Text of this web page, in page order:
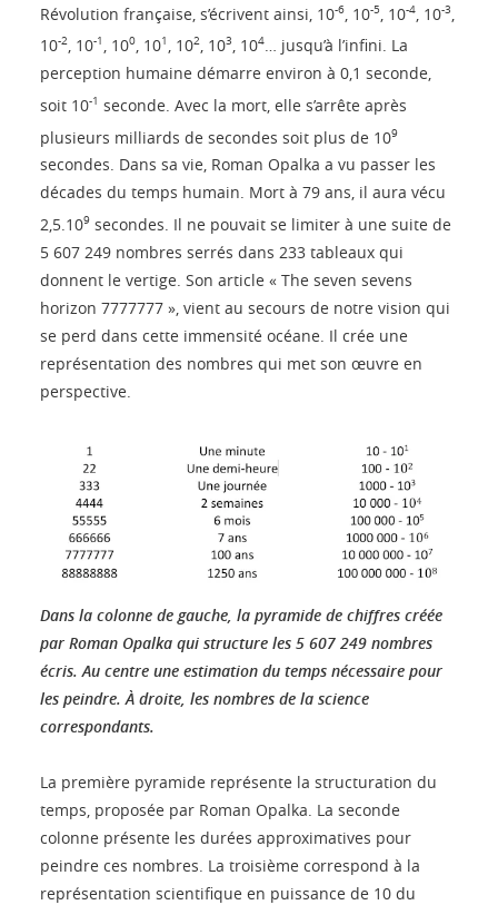
Révolution française, s’écrivent ainsi, 10-6 , 10-5 , 10-4 , 10-3
10-2, 10-1 , 100, 101 , 102, 103, 104… jusqu’à l’infini. La
perception humaine démarre environ à 0,1 seconde,
soit 10-1 seconde. Avec la mort, elle s’arrête après
plusieurs milliards de secondes soit plus de 109
secondes. Dans sa vie, Roman Opalka a vu passer les
décades du temps humain. Mort à 79 ans, il aura vécu
2,5.109 secondes. Il ne pouvait se limiter à une suite de
5 607 249 nombres serrés dans 233 tableaux qui
donnent le vertige. Son article « The seven sevens
horizon 7777777 », vient au secours de notre vision qui
se perd dans cette immensité océane. Il crée une
représentation des nombres qui met son œuvre en
perspective.
Dans la colonne de gauche, la pyramide de chiffres créée
par Roman Opalka qui structure les 5 607 249 nombres
écris. Au centre une estimation du temps nécessaire pour
les peindre. À droite, les nombres de la science
correspondants.
La première pyramide représente la structuration du
temps, proposée par Roman Opalka. La seconde
colonne présente les durées approximatives pour
peindre ces nombres. La troisième correspond à la
représentation scientifique en puissance de 10 du